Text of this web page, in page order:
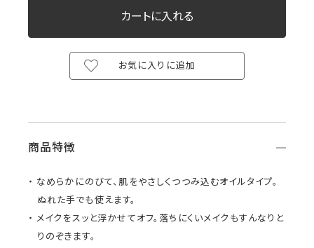
お気に入りに追加
商品特徴
なめらかにのびて、肌をやさしくつつみ込むオイルタイプ。
ぬれた手でも使えます。
メイクをスッと浮かせてオフ。落ちにくいメイクもすんなりと
りのぞきます。